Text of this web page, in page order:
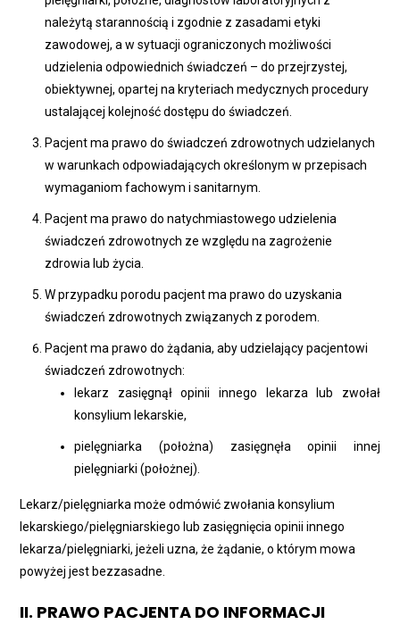
należytą starannością i zgodnie z zasadami etyki
zawodowej, a w sytuacji ograniczonych możliwości
udzielenia odpowiednich świadczeń – do przejrzystej,
obiektywnej, opartej na kryteriach medycznych procedury
ustalającej kolejność dostępu do świadczeń.
Pacjent ma prawo do świadczeń zdrowotnych udzielanych
w warunkach odpowiadających określonym w przepisach
wymaganiom fachowym i sanitarnym.
Pacjent ma prawo do natychmiastowego udzielenia
świadczeń zdrowotnych ze względu na zagrożenie
zdrowia lub życia.
W przypadku porodu pacjent ma prawo do uzyskania
świadczeń zdrowotnych związanych z porodem.
Pacjent ma prawo do żądania, aby udzielający pacjentowi
świadczeń zdrowotnych:
lekarz zasięgnął opinii innego lekarza lub zwołał
konsylium lekarskie,
pielęgniarka (położna) zasięgnęła opinii innej
pielęgniarki (położnej).
Lekarz/pielęgniarka może odmówić zwołania konsylium
lekarskiego/pielęgniarskiego lub zasięgnięcia opinii innego
lekarza/pielęgniarki, jeżeli uzna, że żądanie, o którym mowa
powyżej jest bezzasadne.
II. PRAWO PACJENTA DO INFORMACJI